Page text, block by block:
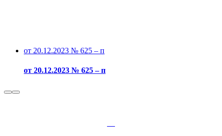
от 20.12.2023 № 625 – п
от 20.12.2023 № 625 – п